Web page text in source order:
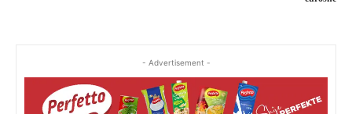
- Advertisement -